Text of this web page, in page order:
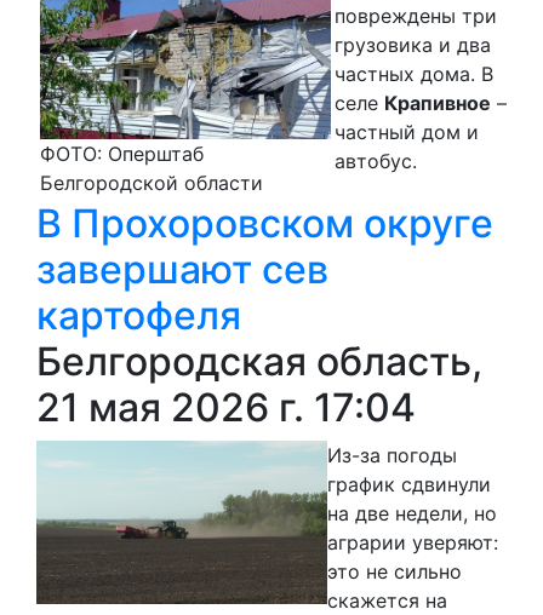
ФОТО: Оперштаб
Белгородской области
повреждены три
грузовика и два
частных дома. В
селе Крапивное –
частный дом и
автобус.
В Прохоровском округе
завершают сев
картофеля
Белгородская область,
21 мая 2026 г. 17:04
Из-за погоды
график сдвинули
на две недели, но
аграрии уверяют:
это не сильно
скажется на